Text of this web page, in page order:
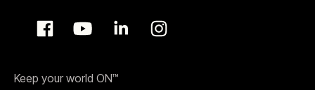
Keep your world ON™